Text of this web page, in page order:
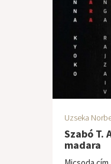
Uzseka
Szabó T.
madara